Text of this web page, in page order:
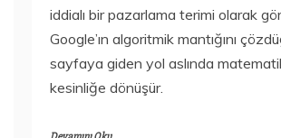
iddialı bir pazarlama terimi olarak
Google’ın algoritmik mantığını
sayfaya giden yol aslında
kesinliğe dönüşür.